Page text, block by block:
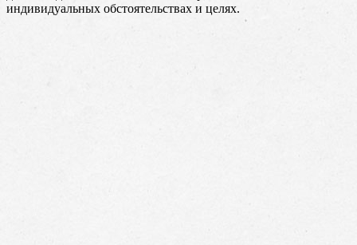
индивидуальных обстоятельствах и целях.